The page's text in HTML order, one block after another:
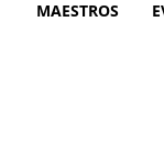
MAESTROS